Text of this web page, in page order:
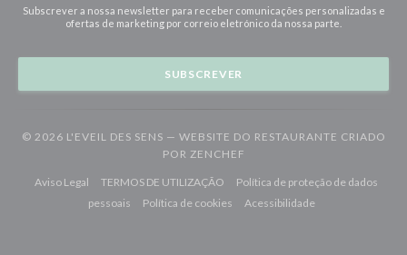
Subscrever a nossa newsletter para receber comunicações personalizadas e
ofertas de marketing por correio eletrónico da nossa parte.
SUBSCREVER
© 2026 L'EVEIL DES SENS — WEBSITE DO RESTAURANTE CRIADO
POR ZENCHEF
Aviso Legal((abre numa nova janela))
TERMOS DE UTILIZAÇÃO((abre numa nova janela))
Política de proteção de dados
pessoais((abre numa nova janela))
Política de cookies((abre numa nova janela))
Acessibilidade((abre numa nova